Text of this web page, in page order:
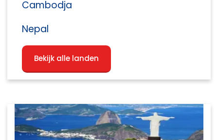
Cambodja
Nepal
Bekijk alle landen